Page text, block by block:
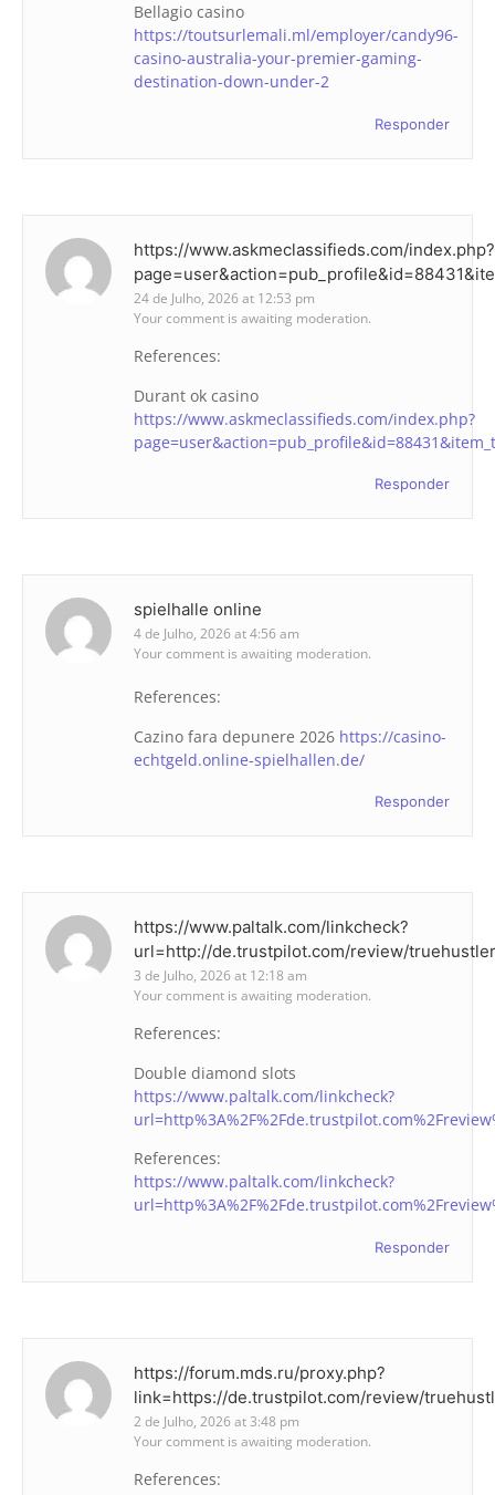
Bellagio casino
https://toutsurlemali.ml/employer/candy96-
casino-australia-your-premier-gaming-
destination-down-under-2
Responder
https://www.askmeclassifieds.com/index.php?
24 de Julho, 2026 at 12:53 pm
Your comment is awaiting moderation.
References:
Durant ok casino
https://www.askmeclassifieds.com/index.php?
Responder
spielhalle online
4 de Julho, 2026 at 4:56 am
Your comment is awaiting moderation.
References:
Cazino fara depunere 2026 https://casino-
echtgeld.online-spielhallen.de/
Responder
https://www.paltalk.com/linkcheck?
url=http://de.trustpilot.com/review/
3 de Julho, 2026 at 12:18 am
Your comment is awaiting moderation.
References:
Double diamond slots
https://www.paltalk.com/linkcheck?
References:
https://www.paltalk.com/linkcheck?
Responder
https://forum.mds.ru/proxy.php?
link=https://de.trustpilot.com/review/
2 de Julho, 2026 at 3:48 pm
Your comment is awaiting moderation.
References: